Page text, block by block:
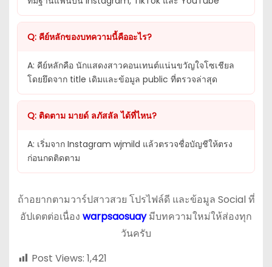
Q: คีย์หลักของบทความนี้คืออะไร?
A: คีย์หลักคือ นักแสดงสาวคอนเทนต์แน่นขวัญใจโซเชียล
โดยยึดจาก title เดิมและข้อมูล public ที่ตรวจล่าสุด
Q: ติดตาม มายด์ ลภัสลัล ได้ที่ไหน?
A: เริ่มจาก Instagram wjmild แล้วตรวจชื่อบัญชีให้ตรง
ก่อนกดติดตาม
ถ้าอยากตามวาร์ปสาวสวย โปรไฟล์ดี และข้อมูล Social ที่
อัปเดตต่อเนื่อง warpsaosuayมีบทความใหม่ให้ส่องทุก
วันครับ
Post Views: 1,421